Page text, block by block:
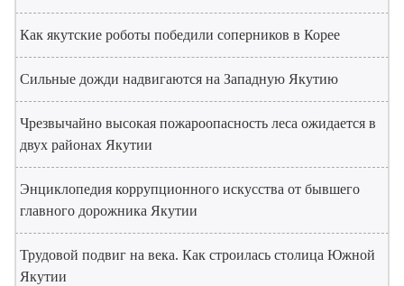
Как якутские роботы победили соперников в Корее
Сильные дожди надвигаются на Западную Якутию
Чрезвычайно высокая пожароопасность леса ожидается в
двух районах Якутии
Энциклопедия коррупционного искусства от бывшего
главного дорожника Якутии
Трудовой подвиг на века. Как строилась столица Южной
Якутии